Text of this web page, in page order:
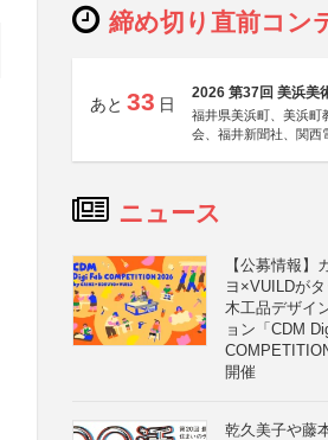
締め切り直前コン
あと 33 日
2026 第37回 美浜美
福井県美浜町、美浜町
会、福井新聞社、関西
ニュース
【公募情報】
ヨ×VUILDがタ
木工品デザイ
ョン「CDM
開催
乾久美子や藤